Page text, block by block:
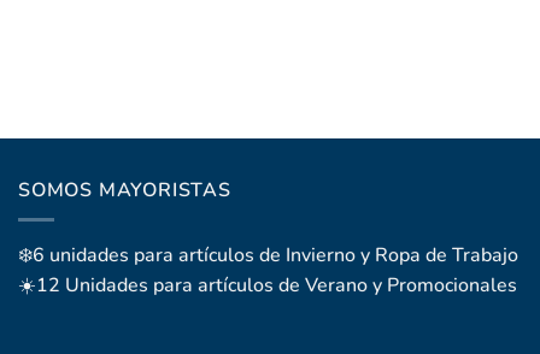
SOMOS MAYORISTAS
❄️6 unidades para artículos de Invierno y Ropa de Trabajo
☀️12 Unidades para artículos de Verano y Promocionales